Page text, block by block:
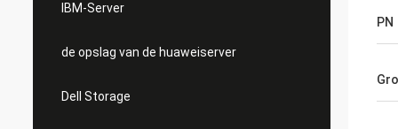
IBM-Server
de opslag van de huaweiserver
Dell Storage
PN